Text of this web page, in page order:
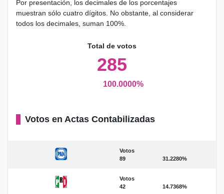
Por presentación, los decimales de los porcentajes
muestran sólo cuatro dígitos. No obstante, al considerar
todos los decimales, suman 100%.
Total de votos
285
100.0000%
Votos en Actas Contabilizadas
Votos
89
31.2280%
Votos
42
14.7368%